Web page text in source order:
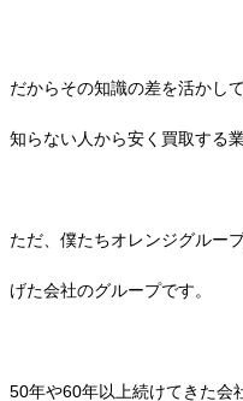
だからその知識の差を活かして
知らない人から安く買取する
ただ、僕たちオレンジグルー
げた会社のグループです。
50年や60年以上続けてきた会